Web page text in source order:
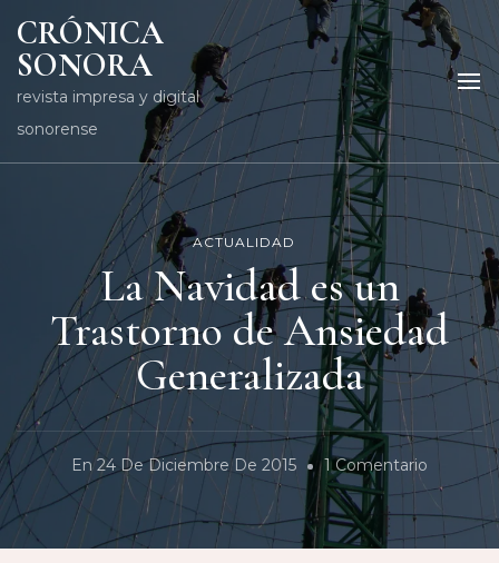
CRÓNICA
SONORA
revista impresa y digital
sonorense
ACTUALIDAD
La Navidad es un
Trastorno de Ansiedad
Generalizada
En 24 De Diciembre De 2015 1 Comentario
La
Navidad